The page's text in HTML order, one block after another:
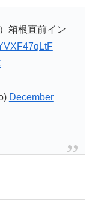
箱根直前イン
December